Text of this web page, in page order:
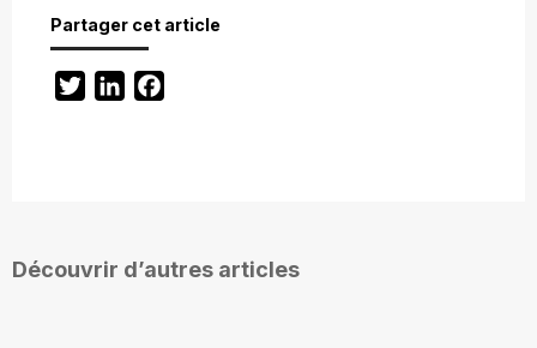
Partager cet article
TwitterLinkedIn
Découvrir d’autres articles